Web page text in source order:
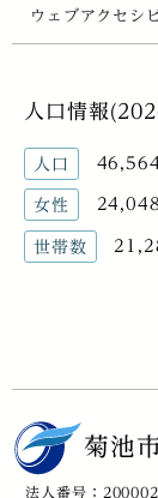
ウェブアクセシ
人口情報
人口
女性
世帯数
菊池
法人番号：